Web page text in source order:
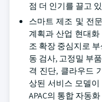
점 더 인기를 끌고
스마트 제조 및 전
계획과 산업 현대
조 확장 중심지로
동 검사, 고정밀 부
격 진단, 클라우드
상된 서비스 모델
APAC의 통합 자동